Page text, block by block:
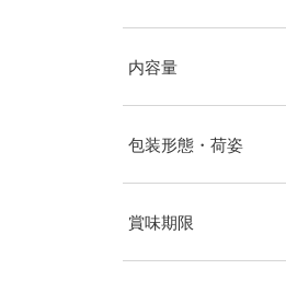
内容量
包装形態・荷姿
賞味期限